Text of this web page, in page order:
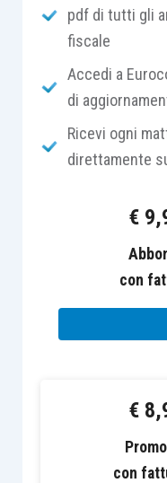
185/2008ed ai
In dottrina i dubbi
alla gestione
applicazione
alcuni contributi,
ulteriore
Dal punto di
leasing già in
adozione
due
ricostruzione, per
si sarebbero
applicato il nuovo
pdf di tutti gli
fiscale
Accedi a
di
Ricevi ogni
direttamente
€
con
€
con